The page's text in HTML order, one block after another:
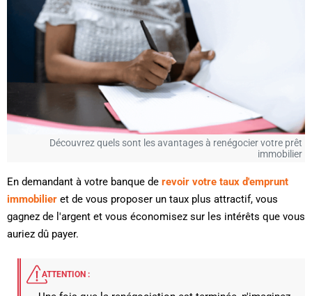
Découvrez quels sont les avantages à renégocier votre prêt
immobilier
En demandant à votre banque de revoir votre taux d'emprunt
immobilier et de vous proposer un taux plus attractif, vous
gagnez de l'argent et vous économisez sur les intérêts que vous
auriez dû payer.
ATTENTION :